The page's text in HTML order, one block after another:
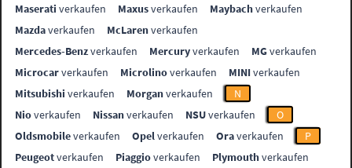
Maserati verkaufen Maxusverkaufen Maybachverkaufen
Mazdaverkaufen McLarenverkaufen
Mercedes-Benzverkaufen Mercuryverkaufen MGverkaufen
Microcarverkaufen Microlinoverkaufen MINIverkaufen
Mitsubishi verkaufen Morganverkaufen
N
Nioverkaufen Nissanverkaufen NSUverkaufen
O
Oldsmobileverkaufen Opelverkaufen Oraverkaufen
P
Peugeotverkaufen Piaggioverkaufen Plymouthverkaufen